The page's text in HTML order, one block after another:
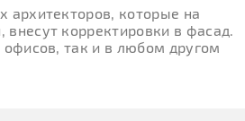
архитекторов, которые на
корректировки в фасад.
так и в любом другом